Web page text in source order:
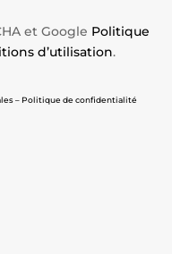
et Google Politique
d’utilisation.
– Politique de confidentialité